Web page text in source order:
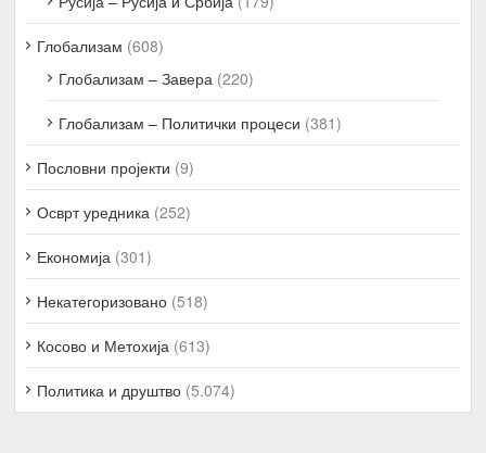
Глобализам (608)
Глобализам – Завера (220)
Глобализам – Политички процеси (381)
Пословни пројекти (9)
Осврт уредника (252)
Економија (301)
Некатегоризовано (518)
Косово и Метохија (613)
Политика и друштво (5.074)